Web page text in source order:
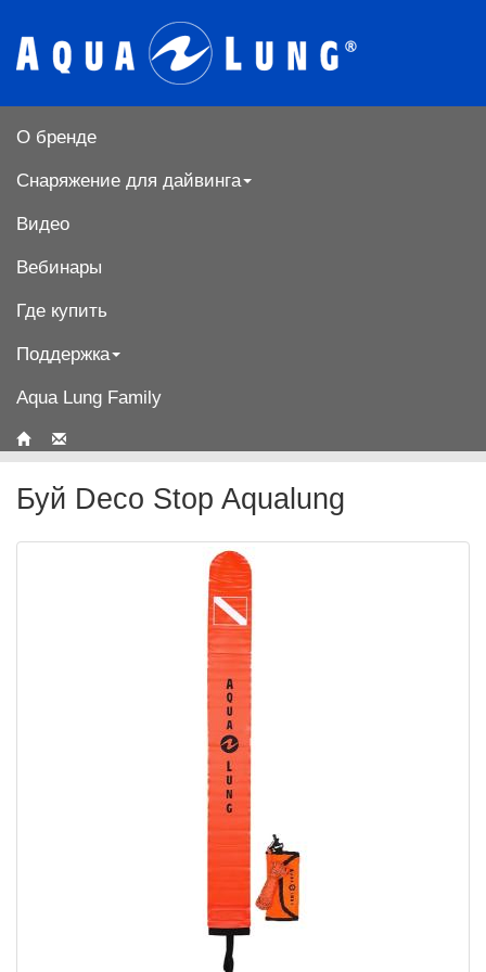
О бренде
Снаряжение для дайвинга
Видео
Вебинары
Где купить
Поддержка
Aqua Lung Family
Буй Deco Stop Aqualung